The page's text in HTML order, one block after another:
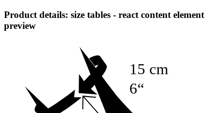
Product details: size tables - react content element
preview
15 cm
6“